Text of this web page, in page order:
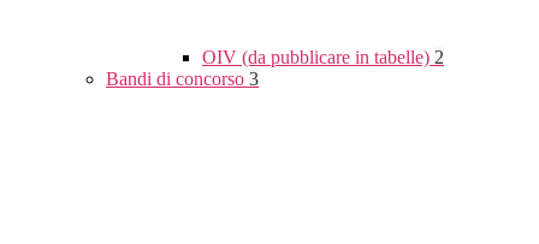
OIV (da pubblicare in tabelle) 2
Bandi di concorso 3